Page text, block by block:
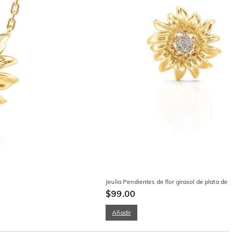
Jeulia Pendientes de flor girasol de plata de
$99.00
Añadir